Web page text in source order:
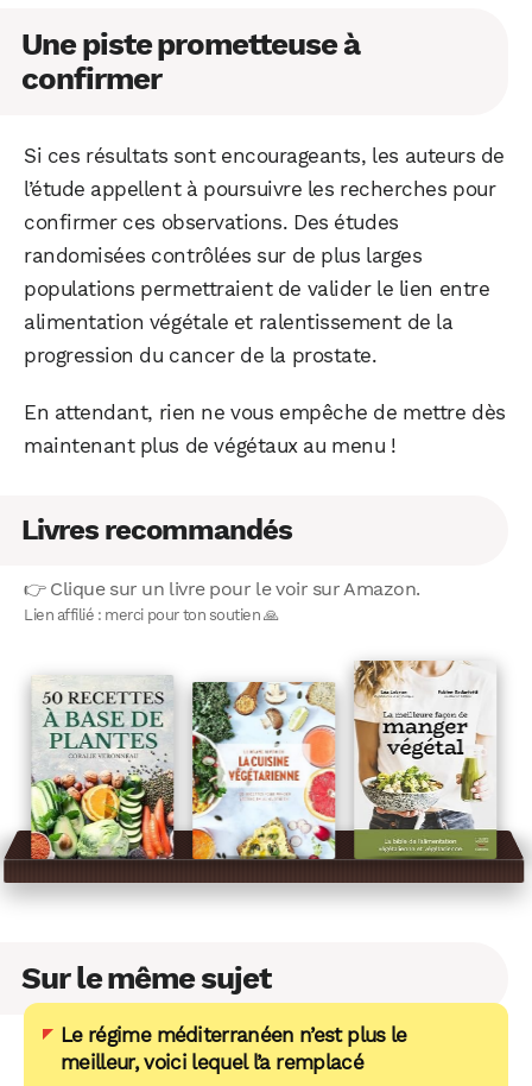
Une piste prometteuse à
confirmer
Si ces résultats sont encourageants, les auteurs de
l’étude appellent à poursuivre les recherches pour
confirmer ces observations. Des études
randomisées contrôlées sur de plus larges
populations permettraient de valider le lien entre
alimentation végétale et ralentissement de la
progression du cancer de la prostate.
En attendant, rien ne vous empêche de mettre dès
maintenant plus de végétaux au menu !
Livres recommandés
👉 Clique sur un livre pour le voir sur Amazon.
Lien affilié : merci pour ton soutien 🙏
Sur le même sujet
Le régime méditerranéen n’est plus le
meilleur, voici lequel l’a remplacé